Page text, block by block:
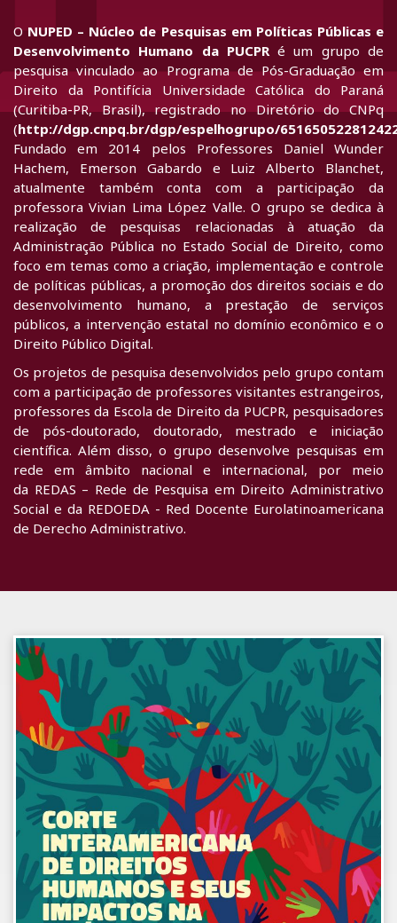
ONUPED – Núcleo de Pesquisas em Políticas Públicas e
Desenvolvimento Humano da PUCPRé um grupo de
pesquisa vinculado ao Programa de Pós-Graduação em
Direito da Pontifícia Universidade Católica do Paraná
(Curitiba-PR, Brasil), registrado no Diretório do CNPq
(http://dgp.cnpq.br/dgp/espelhogrupo/
Fundado em 2014 pelos Professores Daniel Wunder
Hachem, Emerson Gabardo e Luiz Alberto Blanchet,
atualmente também conta com a participação da
professora Vivian Lima López Valle. O grupo se dedica à
realização de pesquisas relacionadas à atuação da
Administração Pública no Estado Social de Direito, como
foco em temas como a criação, implementação e controle
de políticas públicas, a promoção dos direitos sociais e do
desenvolvimento humano, a prestação de serviços
públicos, a intervenção estatal no domínio econômico e o
Direito Público Digital.
Os projetos de pesquisa desenvolvidos pelo grupo contam
com a participação de professores visitantes estrangeiros,
professores da Escola de Direito da PUCPR, pesquisadores
de pós-doutorado, doutorado, mestrado e iniciação
científica. Além disso, o grupo desenvolve pesquisas em
rede em âmbito nacional e internacional, por meio
da REDAS – Rede de Pesquisa em Direito Administrativo
Social e da REDOEDA - Red Docente Eurolatinoamericana
de Derecho Administrativo.